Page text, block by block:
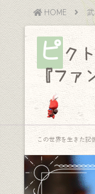
HOME
ピ ク
『ファ
この世界を生きた記